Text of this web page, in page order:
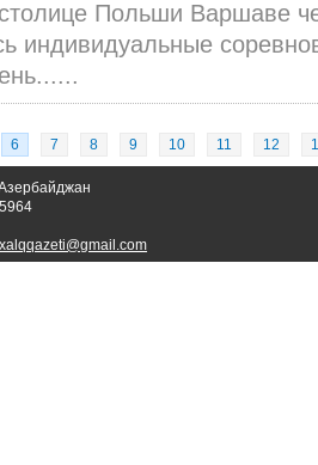
Польши Варшаве
индивидуальные
6 7 8 9 10 11 12
xalqqazeti@gmail.com